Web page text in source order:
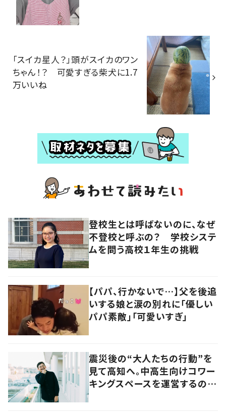
「スイカ星人？」頭がスイカのワン
ちゃん！？ 可愛すぎる柴犬に1.7
万いいね
登校生とは呼ばないのに、なぜ
不登校と呼ぶの？ 学校システ
ムを問う高校１年生の挑戦
【パパ、行かないで…】父を後追
いする娘と涙の別れに「優しい
パパ素敵」「可愛いすぎ」
震災後の“大人たちの行動”を
見て高知へ。中高生向けコワー
キングスペースを運営するのは